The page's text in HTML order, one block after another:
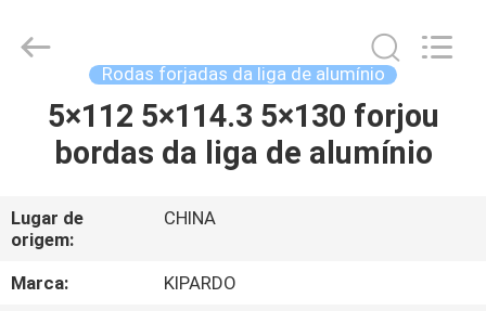
CASA
SOBRE
NÓS
Rimax
Industry
Rodas forjadas da liga de alumínio
5×112 5×114.3 5×130 forjou
bordas da liga de alumínio
Lugar de
origem:
CHINA
Marca:
KIPARDO